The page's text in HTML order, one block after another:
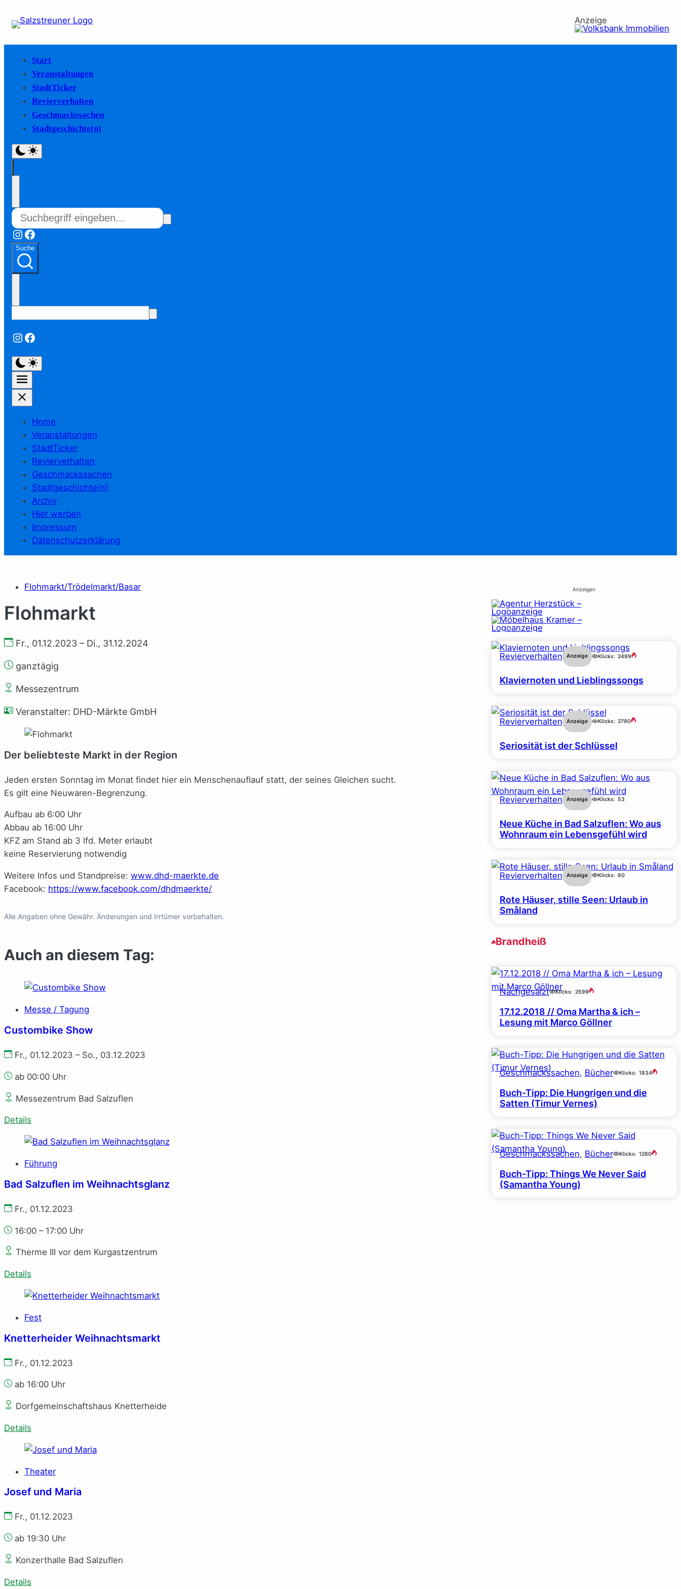
Anzeige
Start
Veranstaltungen
StadtTicker
Revierverhalten
Geschmackssachen
Stadtgeschichte(n)
Instagram
Facebook
Suche
Instagram
Facebook
Home
Veranstaltungen
StadtTicker
Revierverhalten
Geschmackssachen
Stadtgeschichte(n)
Archiv
Hier werben
Impressum
Datenschutzerklärung
Flohmarkt/Trödelmarkt/Basar
Flohmarkt
Fr., 01.12.2023 – Di., 31.12.2024
ganztägig
Messezentrum
Veranstalter: DHD-Märkte GmbH
Der beliebteste Markt in der Region
Jeden ersten Sonntag im Monat findet hier ein Menschenauflauf statt, der seines Gleichen sucht.
Es gilt eine Neuwaren-Begrenzung.
Aufbau ab 6:00 Uhr
Abbau ab 16:00 Uhr
KFZ am Stand ab 3 lfd. Meter erlaubt
keine Reservierung notwendig
Weitere Infos und Standpreise: www.dhd-maerkte.de
Facebook: https://www.facebook.com/dhdmaerkte/
Alle Angaben ohne Gewähr. Änderungen und Irrtümer vorbehalten.
Auch an diesem Tag:
Messe / Tagung
Custombike Show
Fr., 01.12.2023 – So., 03.12.2023
ab 00:00 Uhr
Messezentrum Bad Salzuflen
Details
Führung
Bad Salzuflen im Weihnachtsglanz
Fr., 01.12.2023
16:00 – 17:00 Uhr
Therme III vor dem Kurgastzentrum
Details
Fest
Knetterheider Weihnachtsmarkt
Fr., 01.12.2023
ab 16:00 Uhr
Dorfgemeinschaftshaus Knetterheide
Details
Theater
Josef und Maria
Fr., 01.12.2023
ab 19:30 Uhr
Konzerthalle Bad Salzuflen
Details
Anzeigen
Revierverhalten Anzeige Klicks: 2499
Klaviernoten und Lieblingssongs
Revierverhalten Anzeige Klicks: 2790
Seriosität ist der Schlüssel
Revierverhalten Anzeige Klicks: 53
Neue Küche in Bad Salzuflen: Wo aus
Wohnraum ein Lebensgefühl wird
Revierverhalten Anzeige Klicks: 60
Rote Häuser, stille Seen: Urlaub in
Småland
Brandheiß
Nachgesalzt Klicks: 2599
17.12.2018 // Oma Martha & ich –
Lesung mit Marco Göllner
Geschmackssachen, Bücher Klicks: 1834
Buch-Tipp: Die Hungrigen und die
Satten (Timur Vernes)
Geschmackssachen, Bücher Klicks: 1280
Buch-Tipp: Things We Never Said
(Samantha Young)